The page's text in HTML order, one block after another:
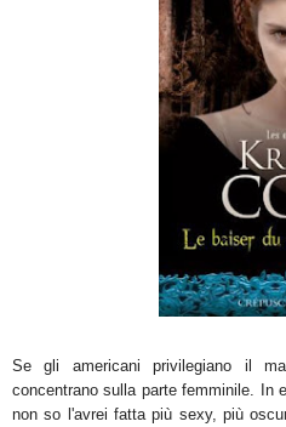
Se gli americani privilegiano il
concentrano sulla parte femminile. In
non so l'avrei fatta più sexy, più